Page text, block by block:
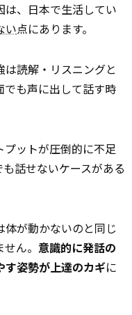
、日本で生活してい
い点にあります。
読解・リスニングと
でも声に出して話す時
ットが圧倒的に不足
も話せないケースがある
が動かないのと同じ
ん。 意識的に発話の
す姿勢が上達のカギに